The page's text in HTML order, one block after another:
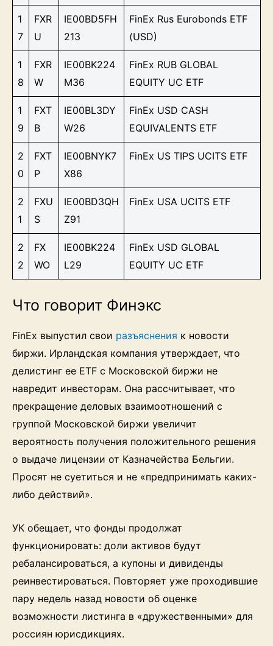
1
7
FXR
U
IE00BD5FH
213
FinEx Rus Eurobonds ETF
(USD)
1
8
FXR
W
IE00BK224
M36
FinEx RUB GLOBAL
EQUITY UC ETF
1
9
FXT
B
IE00BL3DY
W26
FinEx USD CASH
EQUIVALENTS ETF
2
0
FXT
P
IE00BNYK7
X86
FinEx US TIPS UCITS ETF
2
1
FXU
S
IE00BD3QH
Z91
FinEx USA UCITS ETF
2
2
FX
WO
IE00BK224
L29
FinEx USD GLOBAL
EQUITY UC ETF
Что говорит Финэкс
FinEx выпустил свои разъяснения к новости
биржи. Ирландская компания утверждает, что
делистинг ее ETF с Московской биржи не
навредит инвесторам. Она рассчитывает, что
прекращение деловых взаимоотношений с
группой Московской биржи увеличит
вероятность получения положительного решения
о выдаче лицензии от Казначейства Бельгии.
Просят не суетиться и не «предпринимать каких-
либо действий».
УК обещает, что фонды продолжат
функционировать: доли активов будут
ребалансироваться, а купоны и дивиденды
реинвестироваться. Повторяет уже проходившие
пару недель назад новости об оценке
возможности листинга в «дружественными» для
россиян юрисдикциях.